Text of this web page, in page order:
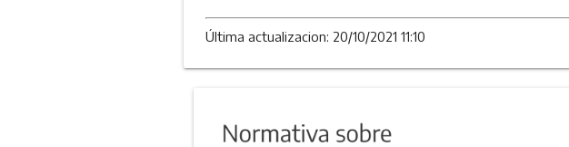
Última actualizacion: 20/10/2021 11:10